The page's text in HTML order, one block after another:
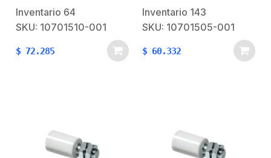
Inventario 64
SKU: 10701510-001
$ 72.285
Inventario 143
SKU: 10701505-001
$ 60.332